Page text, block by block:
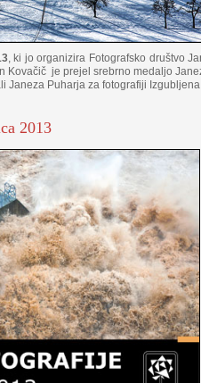
, ki jo organizira Fotografsko društvo
Kovačič je prejel srebrno medaljo
Janeza Puharja za fotografiji
2013